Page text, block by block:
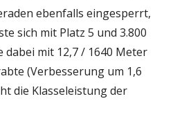
ebenfalls eingesperrt,
sich mit Platz 5 und 3.800
dabei mit 12,7 / 1640 Meter
(Verbesserung um 1,6
die Klasseleistung der